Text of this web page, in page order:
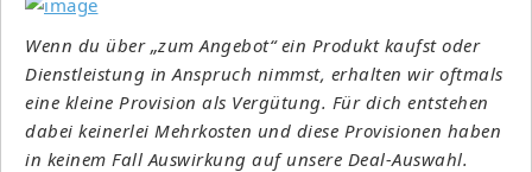
Wenn du über „zum Angebot“ ein Produkt kaufst oder
Dienstleistung in Anspruch nimmst, erhalten wir oftmals
eine kleine Provision als Vergütung. Für dich entstehen
dabei keinerlei Mehrkosten und diese Provisionen haben
in keinem Fall Auswirkung auf unsere Deal-Auswahl.